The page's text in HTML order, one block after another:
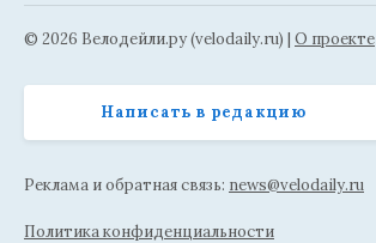
© 2026 Велодейли.ру (velodaily.ru) | О проекте
Написать в редакцию
Реклама и обратная связь: news@velodaily.ru
Политика конфиденциальности